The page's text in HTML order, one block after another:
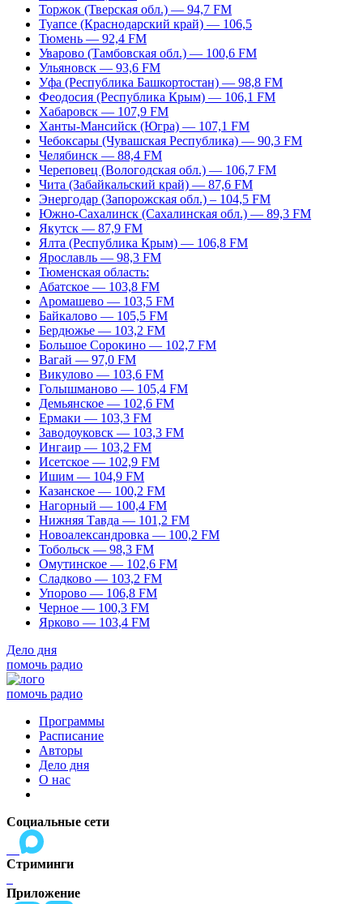
Торжок (Тверская обл.) — 94,7 FM
Туапсе (Краснодарский край) — 106,5
Тюмень — 92,4 FM
Уварово (Тамбовская обл.) — 100,6 FM
Ульяновск — 93,6 FM
Уфа (Республика Башкортостан) — 98,8 FM
Феодосия (Республика Крым) — 106,1 FM
Хабаровск — 107,9 FM
Ханты-Мансийск (Югра) — 107,1 FM
Чебоксары (Чувашская Республика) — 90,3 FM
Челябинск — 88,4 FM
Череповец (Вологодская обл.) — 106,7 FM
Чита (Забайкальский край) — 87,6 FM
Энергодар (Запорожская обл.) – 104,5 FM
Южно-Сахалинск (Сахалинская обл.) — 89,3 FM
Якутск — 87,9 FM
Ялта (Республика Крым) — 106,8 FM
Ярославль — 98,3 FM
Тюменская область:
Абатское — 103,8 FM
Аромашево — 103,5 FM
Байкалово — 105,5 FM
Бердюжье — 103,2 FM
Большое Сорокино — 102,7 FM
Вагай — 97,0 FM
Викулово — 103,6 FM
Голышманово — 105,4 FM
Демьянское — 102,6 FM
Ермаки — 103,3 FM
Заводоуковск — 103,3 FM
Ингаир — 103,2 FM
Исетское — 102,9 FM
Ишим — 104,9 FM
Казанское — 100,2 FM
Нагорный — 100,4 FM
Нижняя Тавда — 101,2 FM
Новоалександровка — 100,2 FM
Тобольск — 98,3 FM
Омутинское — 102,6 FM
Сладково — 103,2 FM
Упорово — 106,8 FM
Черное — 100,3 FM
Ярково — 103,4 FM
Дело дня
помочь радио
помочь радио
Программы
Расписание
Авторы
Дело дня
О нас
Социальные сети
Стриминги
Приложение